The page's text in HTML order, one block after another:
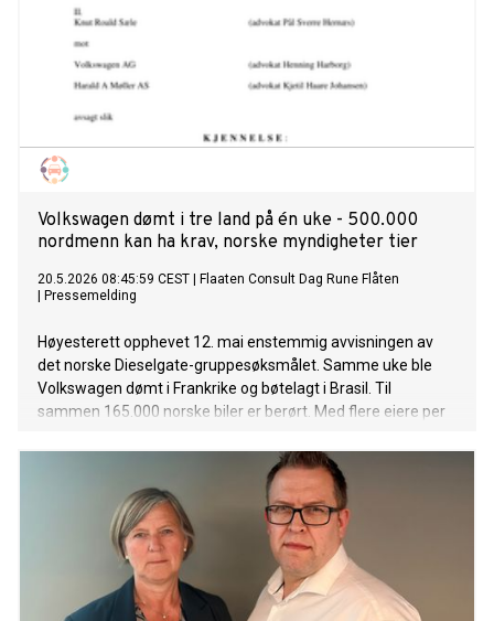
Volkswagen dømt i tre land på én uke - 500.000
nordmenn kan ha krav, norske myndigheter tier
20.5.2026 08:45:59 CEST
Flaaten Consult Dag Rune Flåten
Pressemelding
Høyesterett opphevet 12. mai enstemmig avvisningen av
det norske Dieselgate-gruppesøksmålet. Samme uke ble
Volkswagen dømt i Frankrike og bøtelagt i Brasil. Til
sammen 165.000 norske biler er berørt. Med flere eiere per
erstatning. Forbrukertilsynet hevder ingen offentlige
organer har ansvar. NAF har ikke svart.